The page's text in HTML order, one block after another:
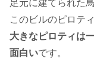
足元に建てられた
このビルのピロテ
大きなピロティは
面白いです。